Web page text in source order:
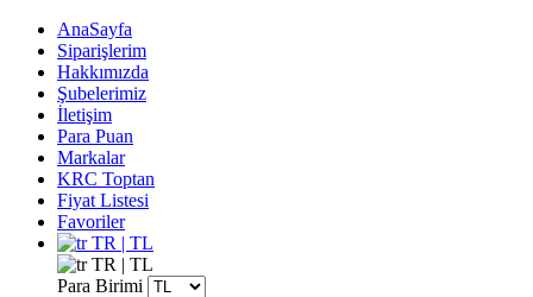
AnaSayfa
Siparişlerim
Hakkımızda
Şubelerimiz
İletişim
Para Puan
Markalar
KRC Toptan
Fiyat Listesi
Favoriler
TR | TL
TR | TL
Para Birimi